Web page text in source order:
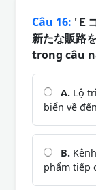
Câu 16: 'Ｅ
新たな販路
trong câu
A. Lộ
biển về
B.
phẩm tiếp